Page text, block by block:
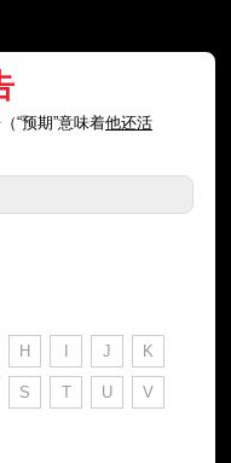
“预期”意味着他还活
H I J K
S T U V